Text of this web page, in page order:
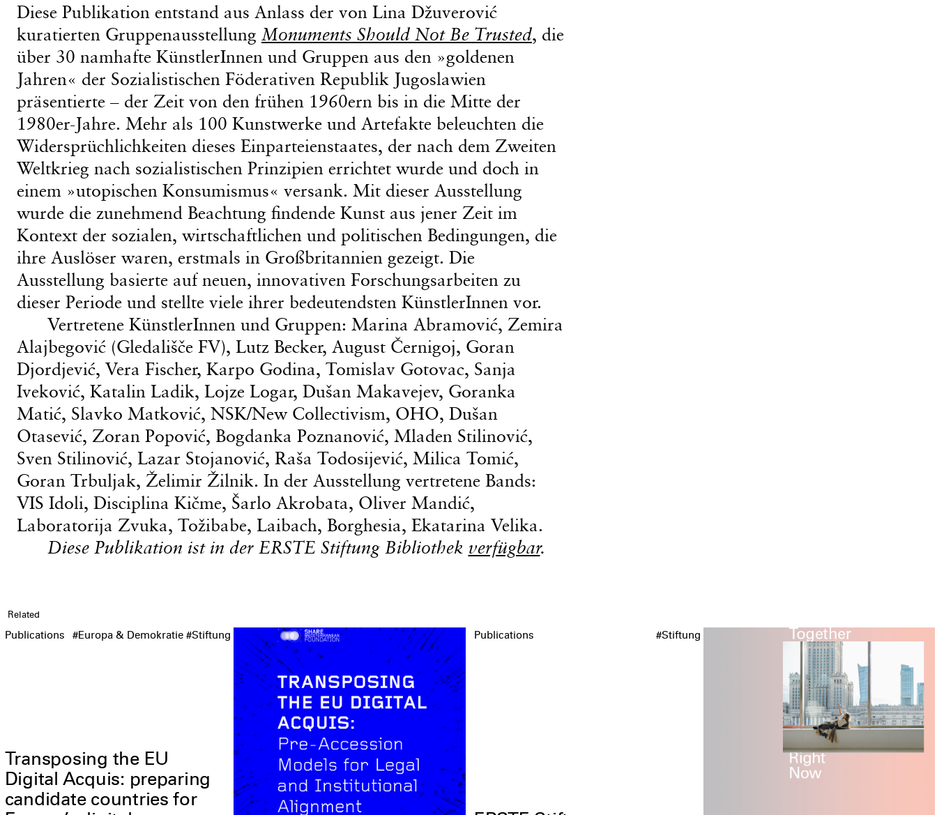
Diese Publikation entstand aus Anlass der von Lina Džuverović
kuratierten Gruppenausstellung Monuments Should Not Be Trusted, die
über 30 namhafte KünstlerInnen und Gruppen aus den »goldenen
Jahren« der Sozialistischen Föderativen Republik Jugoslawien
präsentierte – der Zeit von den frühen 1960ern bis in die Mitte der
1980er-Jahre. Mehr als 100 Kunstwerke und Artefakte beleuchten die
Widersprüchlichkeiten dieses Einparteienstaates, der nach dem Zweiten
Weltkrieg nach sozialistischen Prinzipien errichtet wurde und doch in
einem »utopischen Konsumismus« versank. Mit dieser Ausstellung
wurde die zunehmend Beachtung findende Kunst aus jener Zeit im
Kontext der sozialen, wirtschaftlichen und politischen Bedingungen, die
ihre Auslöser waren, erstmals in Großbritannien gezeigt. Die
Ausstellung basierte auf neuen, innovativen Forschungsarbeiten zu
dieser Periode und stellte viele ihrer bedeutendsten KünstlerInnen vor.
Vertretene KünstlerInnen und Gruppen: Marina Abramović, Zemira
Alajbegović (Gledališče FV), Lutz Becker, August Černigoj, Goran
Djordjević, Vera Fischer, Karpo Godina, Tomislav Gotovac, Sanja
Iveković, Katalin Ladik, Lojze Logar, Dušan Makavejev, Goranka
Matić, Slavko Matković, NSK/New Collectivism, OHO, Dušan
Otasević, Zoran Popović, Bogdanka Poznanović, Mladen Stilinović,
Sven Stilinović, Lazar Stojanović, Raša Todosijević, Milica Tomić,
Goran Trbuljak, Želimir Žilnik. In der Ausstellung vertretene Bands:
VIS Idoli, Disciplina Kičme, Šarlo Akrobata, Oliver Mandić,
Laboratorija Zvuka, Tožibabe, Laibach, Borghesia, Ekatarina Velika.
Diese Publikation ist in der ERSTE Stiftung Bibliothek verfügbar.
Related
Publications #Europa & Demokratie #Stiftung
Transposing the EU
Digital Acquis: preparing
candidate countries for
Publications #Stiftung